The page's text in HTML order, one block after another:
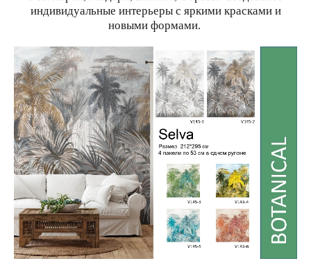
индивидуальные интерьеры с яркими красками и
новыми формами.